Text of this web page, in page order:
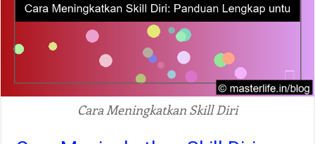
Cara Meningkatkan Skill Diri